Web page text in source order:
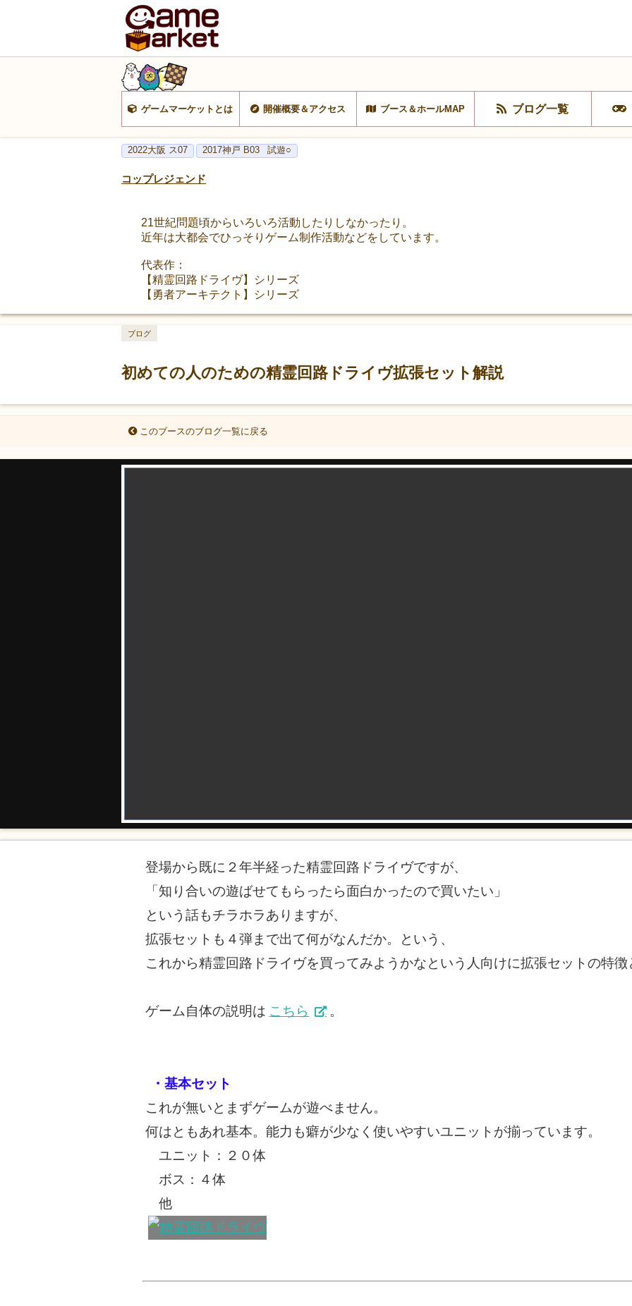
ゲームマーケットとは 開催概要＆アクセス ブース＆ホールMAP ブログ一覧
2022大阪 ス07 2017神戸 B03 試遊○
コップレジェンド
21世紀問題頃からいろいろ活動したりしなかったり。
近年は大都会でひっそりゲーム制作活動などをしています。
代表作：
【精霊回路ドライヴ】シリーズ
【勇者アーキテクト】シリーズ
初めての人のための精霊回路ドライヴ拡張セット解説
ブログ
このブースのブログ一覧に戻る
登場から既に２年半経った精霊回路ドライヴですが、
「知り合いの遊ばせてもらったら面白かったので買いたい」
という話もチラホラありますが、
拡張セットも４弾まで出て何がなんだか。という、
これから精霊回路ドライヴを買ってみようかなという人向けに拡張セットの特徴
ゲーム自体の説明は こちら 。
・基本セット
これが無いとまずゲームが遊べません。
何はともあれ基本。能力も癖が少なく使いやすいユニットが揃っています。
ユニット：２０体
ボス：４体
他